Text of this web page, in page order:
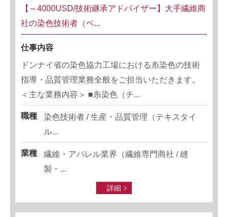
【～4000USD/技術継承アドバイザー】大手繊維商
社の染色技術者（ベ...
仕事内容
ドンナイ省の染色協力工場における糸染色の技術
指導・品質管理業務全般をご担当いただきます。
＜主な業務内容＞ ■糸染色（チ...
職種
染色技術者 / 生産・品質管理（テキスタイ
ル...
業種
繊維・アパレル業界（繊維専門商社 / 縫
製・...
詳細